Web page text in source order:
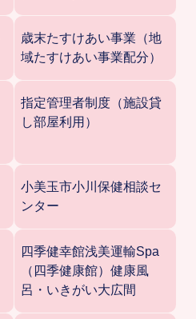
歳末たすけあい事業（地
域たすけあい事業配分）
指定管理者制度（施設貸
し部屋利用）
小美玉市小川保健相談セ
ンター
四季健幸館浅美運輸Spa
（四季健康館）健康風
呂・いきがい大広間